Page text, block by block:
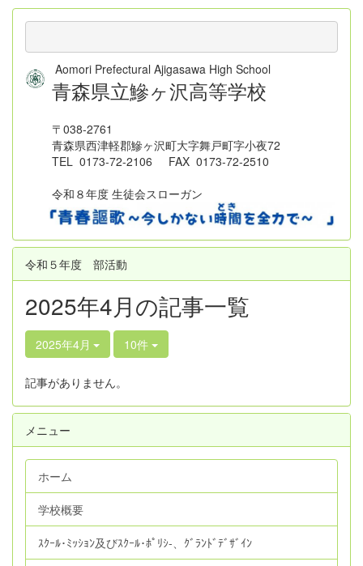
Aomori Prefectural Ajigasawa High School
青森県立鰺ヶ沢高等学校
〒038-2761
青森県西津軽郡鰺ヶ沢町大字舞戸町字小夜72
TEL 0173-72-2106 FAX 0173-72-2510
令和８年度 生徒会スローガン
令和５年度 部活動
2025年4月の記事一覧
2025年4月 10件
記事がありません。
メニュー
ホーム
学校概要
ｽｸｰﾙ･ﾐｯｼｮﾝ及びｽｸｰﾙ･ﾎﾟﾘｼ‐、ｸﾞﾗﾝﾄﾞﾃﾞｻﾞｲﾝ